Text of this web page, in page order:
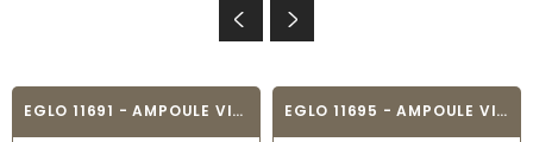
EGLO 11691 - AMPOULE VINTAGE LED - LED_E27 EGLO 11695 - AMPOULE VINTAGE LED - LED_E27